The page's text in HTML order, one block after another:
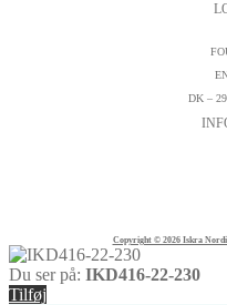
DK –
Copyright © 2026 Iskra
Du ser på: IKD416-22-230
Tilføj